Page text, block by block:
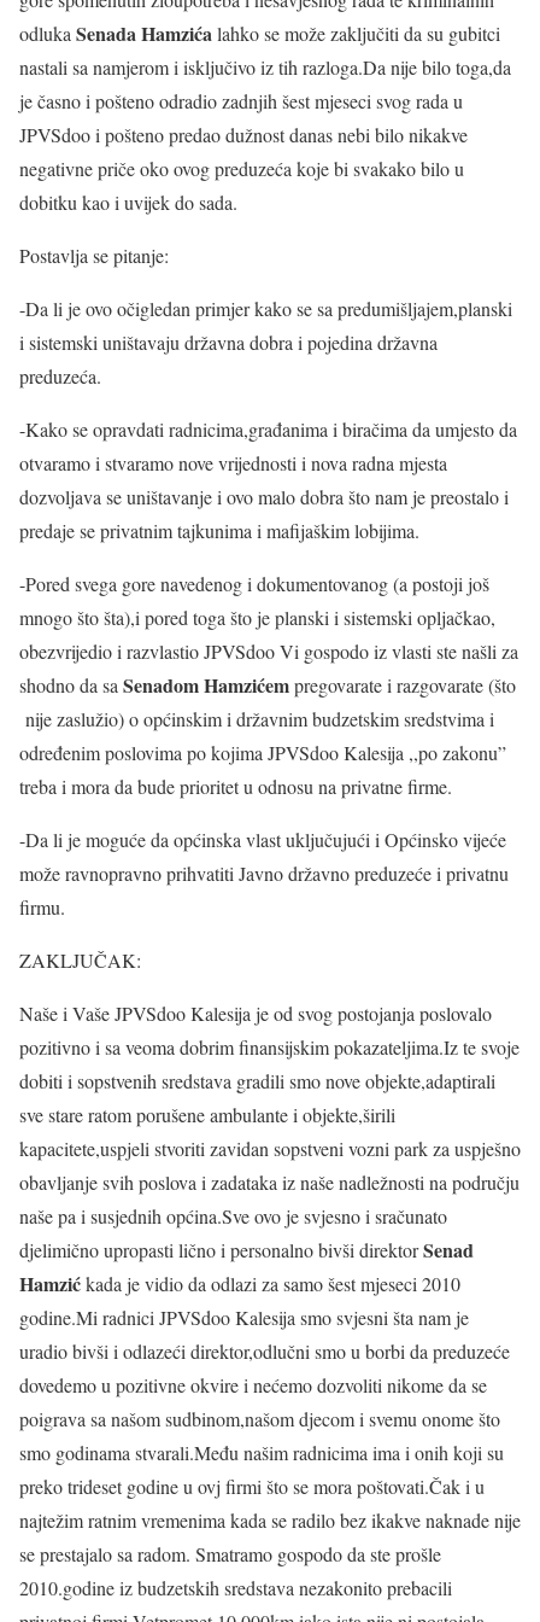
odluka Senada Hamzićalahko se može zaključiti da su gubitci
nastali sa namjerom i isključivo iz tih razloga.Da nije bilo toga,da
je časno i pošteno odradio zadnjih šest mjeseci svog rada u
JPVSdoo i pošteno predao dužnost danas nebi bilo nikakve
negativne priče oko ovog preduzeća koje bi svakako bilo u
dobitku kao i uvijek do sada.
Postavlja se pitanje:
-Da li je ovo očigledan primjer kako se sa predumišljajem,planski
i sistemski uništavaju državna dobra i pojedina državna
preduzeća.
-Kako se opravdati radnicima,građanima i biračima da umjesto da
otvaramo i stvaramo nove vrijednosti i nova radna mjesta
dozvoljava se uništavanje i ovo malo dobra što nam je preostalo i
predaje se privatnim tajkunima i mafijaškim lobijima.
-Pored svega gore navedenog i dokumentovanog (a postoji još
mnogo što šta),i pored toga što je planski i sistemski opljačkao,
obezvrijedio i razvlastio JPVSdoo Vi gospodo iz vlasti ste našli za
shodno da sa Senadom Hamzićempregovarate i razgovarate (što
nije zaslužio) o općinskim i državnim budzetskim sredstvima i
određenim poslovima po kojima JPVSdoo Kalesija ,,po zakonu”
treba i mora da bude prioritet u odnosu na privatne firme.
-Da li je moguće da općinska vlast uključujući i Općinsko vijeće
može ravnopravno prihvatiti Javno državno preduzeće i privatnu
firmu.
ZAKLJUČAK:
Naše i Vaše JPVSdoo Kalesija je od svog postojanja poslovalo
pozitivno i sa veoma dobrim finansijskim pokazateljima.Iz te svoje
dobiti i sopstvenih sredstava gradili smo nove objekte,adaptirali
sve stare ratom porušene ambulante i objekte,širili
kapacitete,uspjeli stvoriti zavidan sopstveni vozni park za uspješno
obavljanje svih poslova i zadataka iz naše nadležnosti na području
naše pa i susjednih općina.Sve ovo je svjesno i sračunato
djelimično upropasti lično i personalno bivši direktorSenad
Hamzićkada je vidio da odlazi za samo šest mjeseci 2010
godine.Mi radnici JPVSdoo Kalesija smo svjesni šta nam je
uradio bivši i odlazeći direktor,odlučni smo u borbi da preduzeće
dovedemo u pozitivne okvire i nećemo dozvoliti nikome da se
poigrava sa našom sudbinom,našom djecom i svemu onome što
smo godinama stvarali.Među našim radnicima ima i onih koji su
preko trideset godine u ovj firmi što se mora poštovati.Čak i u
najtežim ratnim vremenima kada se radilo bez ikakve naknade nije
se prestajalo sa radom. Smatramo gospodo da ste prošle
2010.godine iz budzetskih sredstava nezakonito prebacili